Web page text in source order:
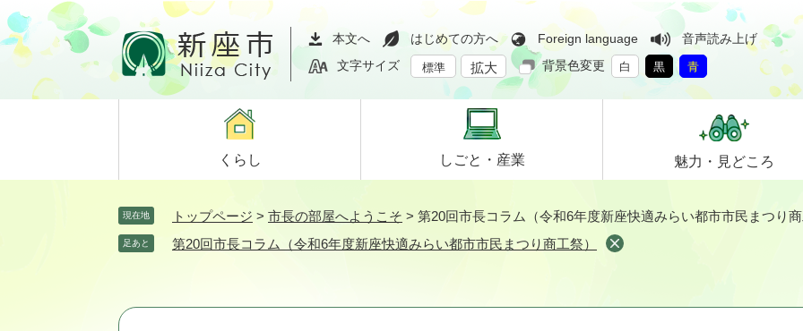
ペ
ー
ジ
メ
ニ
ュ
て
本文へ はじめての方へ Foreign language
音声読み上げ
文字サイズ
標準 拡大 背景色変更 白 黒 青
くらし しごと・ 産業 魅力・ 見どころ
現在地 トップページ > 市長の部屋へようこそ > 第20回市長コラム（令和6年度新座快適みらい都市市民まつり
足あと 第20回市長コラム（令和6年度新座快適みらい都市市民まつり商工祭）